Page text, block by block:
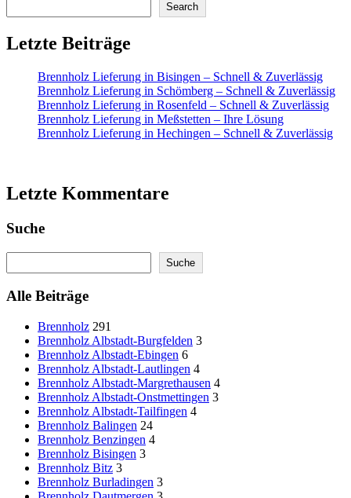
Search
Letzte Beiträge
Brennholz Lieferung in Bisingen – Schnell & Zuverlässig
Brennholz Lieferung in Schömberg – Schnell & Zuverlässig
Brennholz Lieferung in Rosenfeld – Schnell & Zuverlässig
Brennholz Lieferung in Meßstetten – Ihre Lösung
Brennholz Lieferung in Hechingen – Schnell & Zuverlässig
Letzte Kommentare
Suche
Suche
Alle Beiträge
Brennholz 291
Brennholz Albstadt-Burgfelden 3
Brennholz Albstadt-Ebingen 6
Brennholz Albstadt-Lautlingen 4
Brennholz Albstadt-Margrethausen 4
Brennholz Albstadt-Onstmettingen 3
Brennholz Albstadt-Tailfingen 4
Brennholz Balingen 24
Brennholz Benzingen 4
Brennholz Bisingen 3
Brennholz Bitz 3
Brennholz Burladingen 3